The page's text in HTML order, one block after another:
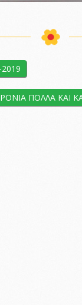
ΈΚΘΕΣΗ
2023
2022
ΈΚΘΕΣΗ
ΠΟΛΛΑ ΚΑΙ